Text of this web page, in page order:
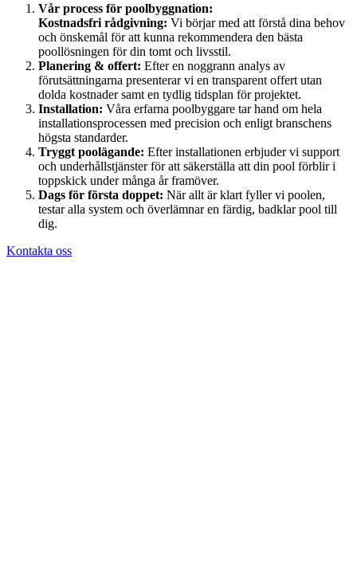
Vår process för poolbyggnation:
Kostnadsfri rådgivning: Vi börjar med att förstå dina behov
och önskemål för att kunna rekommendera den bästa
poollösningen för din tomt och livsstil.
Planering & offert: Efter en noggrann analys av
förutsättningarna presenterar vi en transparent offert utan
dolda kostnader samt en tydlig tidsplan för projektet.
Installation: Våra erfarna poolbyggare tar hand om hela
installationsprocessen med precision och enligt branschens
högsta standarder.
Tryggt poolägande: Efter installationen erbjuder vi support
och underhållstjänster för att säkerställa att din pool förblir i
toppskick under många år framöver.
Dags för första doppet: När allt är klart fyller vi poolen,
testar alla system och överlämnar en färdig, badklar pool till
dig.
Kontakta oss